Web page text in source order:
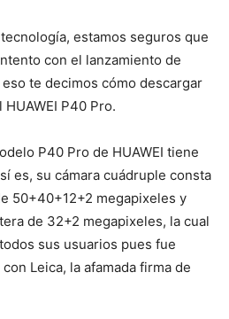
estamos seguros que
con el lanzamiento de
te decimos cómo descargar
P40 Pro.
P40 Pro de HUAWEI tiene
es, su cámara cuádruple consta
50+40+12+2 megapixeles y
de 32+2 megapixeles, la cual
sus usuarios pues fue
Leica, la afamada firma de